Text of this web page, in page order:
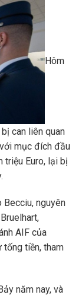
Hôm
can liên quan
mục đích đầu
triệu Euro, lại bị
nguyên
AIF của
tống tiền, tham
năm nay, và